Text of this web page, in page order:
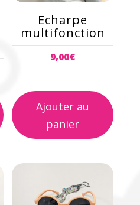
Echarpe
multifonction
9,00€
Ajouter au
panier
Ce
produit